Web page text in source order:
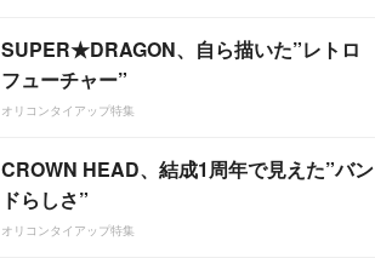
SUPER★DRAGON、自ら描いた”レトロ
フューチャー”
オリコンタイアップ特集
CROWN HEAD、結成1周年で見えた”バン
ドらしさ”
オリコンタイアップ特集